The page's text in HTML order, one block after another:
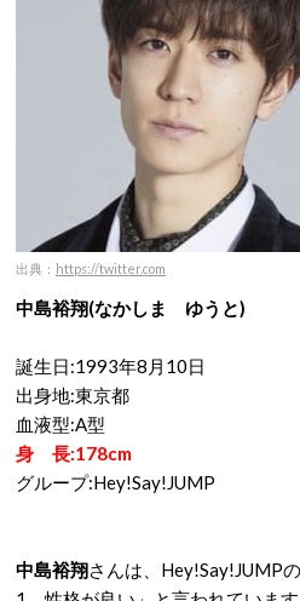
出典： https://twitter.com
中島裕翔(なかしま ゆうと)
誕生日:1993年8月10日
出身地:東京都
血液型:A型
身 長:178cm
グループ:Hey!Say!JUMP
中島裕翔さんは、Hey!Say!JUMP